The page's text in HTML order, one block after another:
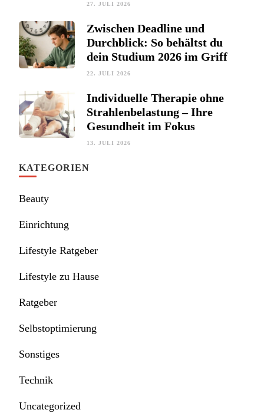
27. JULI 2026
Zwischen Deadline und
Durchblick: So behältst du
dein Studium 2026 im Griff
22. JULI 2026
Individuelle Therapie ohne
Strahlenbelastung – Ihre
Gesundheit im Fokus
13. JULI 2026
KATEGORIEN
Beauty
Einrichtung
Lifestyle Ratgeber
Lifestyle zu Hause
Ratgeber
Selbstoptimierung
Sonstiges
Technik
Uncategorized